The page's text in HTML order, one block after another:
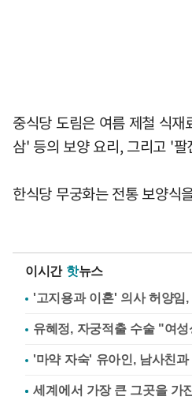
중식당 도림은 여름 제철 식
삼' 등의 보양 요리, 그리고 '
한식당 무궁화는 전통 보양
이시간 핫뉴스
'고지용과 이혼' 의사 허양임
유혜정, 자궁적출 수술 "여
'마약 자숙' 유아인, 남사친